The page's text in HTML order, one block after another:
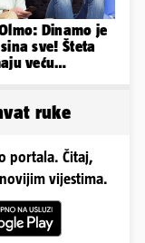
Dinamo je
sve! Šteta
veću
ruke
portala. Čitaj,
vijestima.